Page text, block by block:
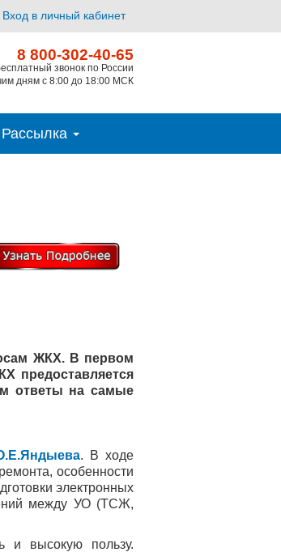
Вход в личный кабинет
8 800-302-40-65
звонок по России
дням с 8:00 до 18:00 МСК
Рассылка
ЖКХ. В первом
предоставляется
ответы на самые
. В ходе
особенности
электронных
между УО (ТСЖ,
и высокую пользу.